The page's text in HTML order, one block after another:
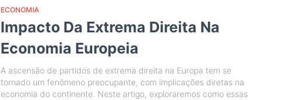
ECONOMIA
Impacto Da Extrema Direita Na
Economia Europeia
A ascensão de partidos de extrema direita na Europa tem se
tornado um fenômeno preocupante, com implicações diretas na
economia do continente. Neste artigo, exploraremos como essas